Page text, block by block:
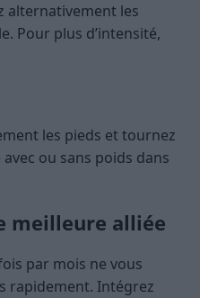
alternativement les
Pour plus d’intensité,
les pieds et tournez
ou sans poids dans
meilleure alliée
par mois ne vous
rapidement. Intégrez